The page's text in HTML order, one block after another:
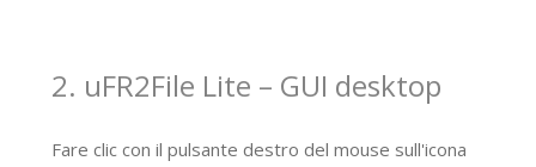
2. uFR2File Lite – GUI desktop
Fare clic con il pulsante destro del mouse sull'icona